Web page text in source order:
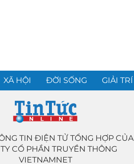
XÃ HỘI ĐỜI SỐNG GIẢI TRÍ
TIN ĐIỆN TỬ TỔNG HỢP CỦA
CỔ PHẦN TRUYỀN THÔNG
VIETNAMNET